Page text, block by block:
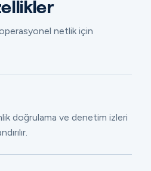
netlik için
doğrulama ve denetim izleri